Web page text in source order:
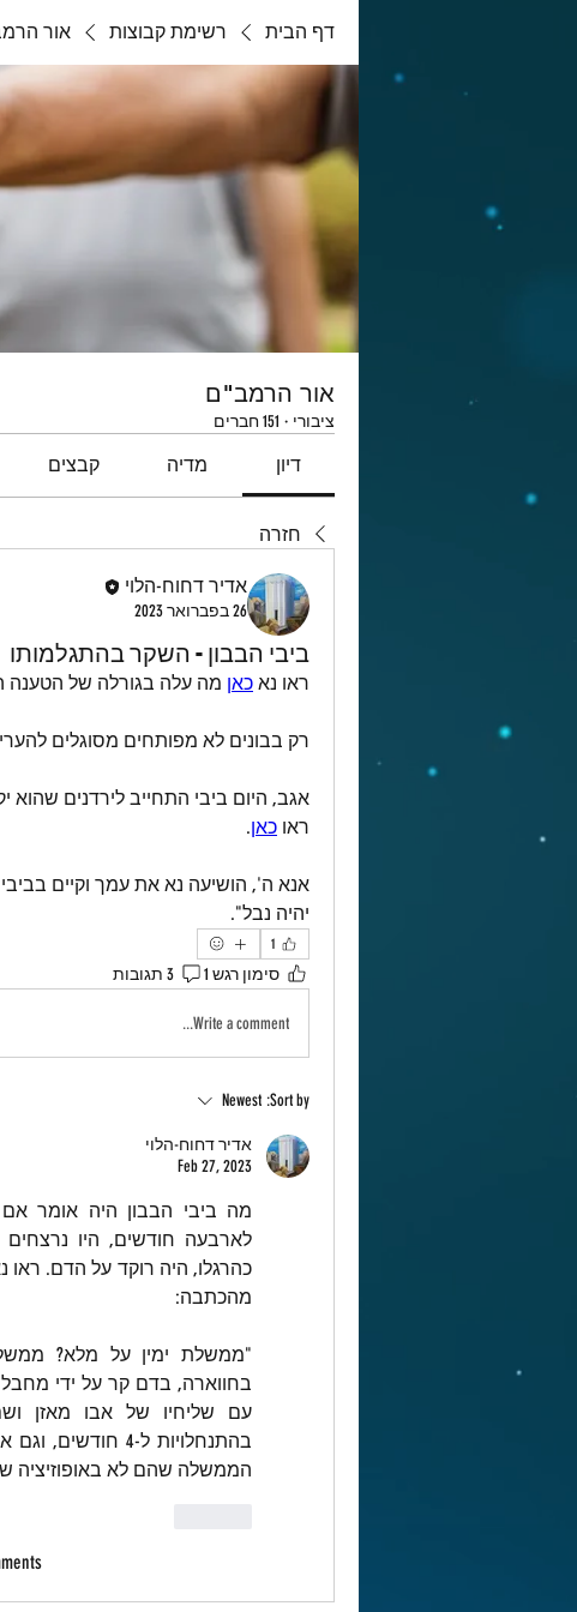
דף הבית רשימת קבוצות אור
אור הרמב"ם
ציבורי · 151 חברים
דיון מדיה קבצים
חזרה
אדיר דחוח-הלוי
26 בפברואר 2023
ביבי הבבון - השקר בהתגלמותו
ראו נא כאן מה עלה בגורלה של הטענה
רק בבונים לא מפותחים מסוגלים
ראו כאן.
יהיה נבל".
1
סימון רגש 1 3 תגובות
Write a comment...
Sort by:
Newest
אדיר דחוח-הלוי
Feb 27, 2023
כהרגלו, היה רוקד על הדם.
מהכתבה:
הממשלה שהם לא באופוזיציה